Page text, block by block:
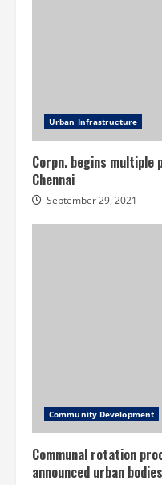
Urban Infrastructure
Corpn. begins
Chennai
September 29, 2021
Community Development
Communal rotation
announced urban